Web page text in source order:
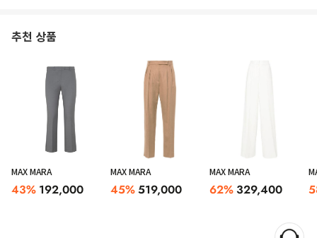
추천 상품
MAX MARA
43% 192,000
MAX MARA
45%519,000
MAX MARA
62% 329,400